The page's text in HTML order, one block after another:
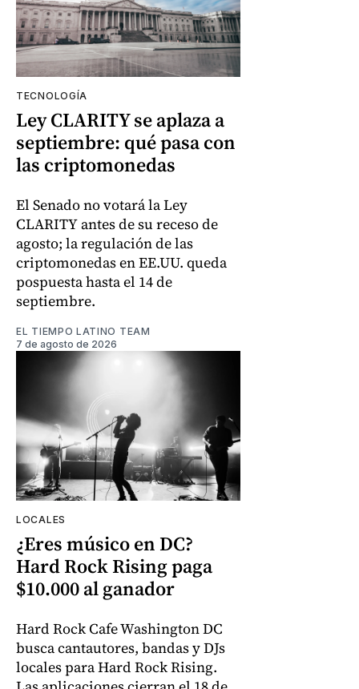
TECNOLOGÍA
Ley CLARITY se aplaza a
septiembre: qué pasa con
las criptomonedas
El Senado no votará la Ley
CLARITY antes de su receso de
agosto; la regulación de las
criptomonedas en EE.UU. queda
pospuesta hasta el 14 de
septiembre.
EL TIEMPO LATINO TEAM
7 de agosto de 2026
LOCALES
¿Eres músico en DC?
Hard Rock Rising paga
$10.000 al ganador
Hard Rock Cafe Washington DC
busca cantautores, bandas y DJs
locales para Hard Rock Rising.